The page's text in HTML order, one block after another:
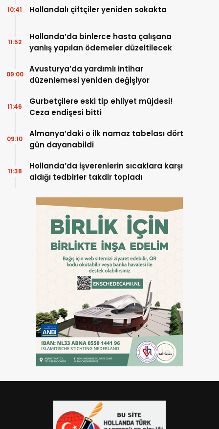
Hollandalı çiftçiler yeniden sokakta
10:41
Hollanda’da binlerce hasta çalışana
yanlış yapılan ödemeler düzeltilecek
11:52
Avusturya’da yardımlı intihar
düzenlemesi yeniden değişiyor
09:00
Gurbetçilere eski tip ehliyet müjdesi!
Ceza endişesi bitti
11:46
Almanya’daki o ilk namaz tabelası dört
gün dayanabildi
09:10
Hollanda’da işverenlerin sıcaklara karşı
aldığı tedbirler takdir topladı
11:38